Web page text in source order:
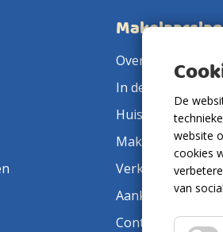
Over ons
In de pers
Huis verkopen
Makelaar in de
Verkoopmakelaar
Aankoopmakelaar
Contact
De
website
cookies
van